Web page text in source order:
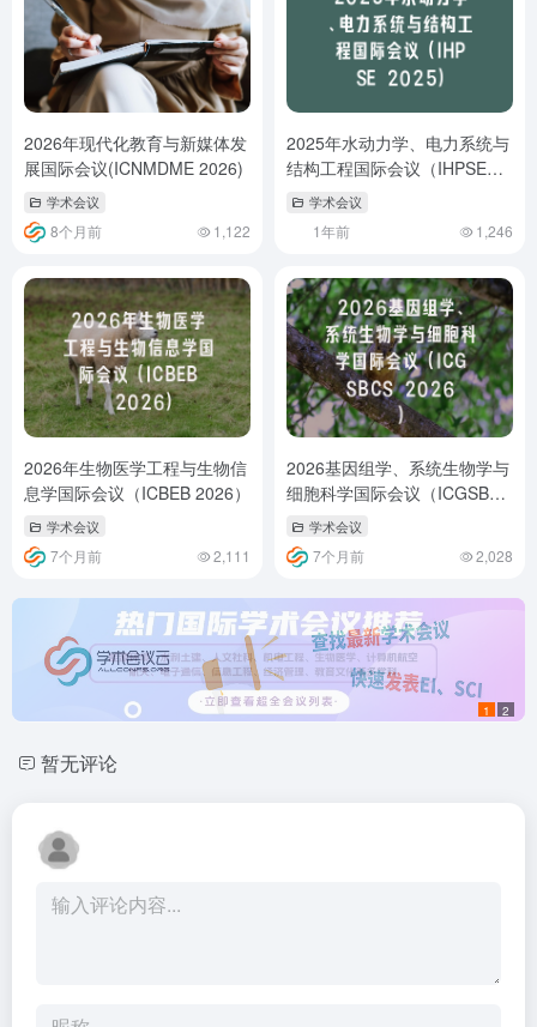
2026年现代化教育与新媒体发
展国际会议(ICNMDME 2026)
学术会议
8个月前 1,122
2025年水动力学、电力系统与
结构工程国际会议（IHPSE
2025）
学术会议
1年前 1,246
2026年生物医学工程与生物信
息学国际会议（ICBEB 2026）
学术会议
7个月前 2,111
2026基因组学、系统生物学与
细胞科学国际会议（ICGSBCS
2026）
学术会议
7个月前 2,028
1 2
暂无评论